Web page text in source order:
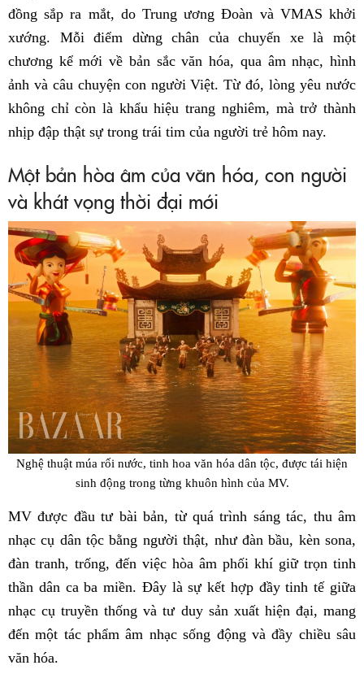
đồng sắp ra mắt, do Trung ương Đoàn và VMAS khởi
xướng. Mỗi điểm dừng chân của chuyến xe là một
chương kể mới về bản sắc văn hóa, qua âm nhạc, hình
ảnh và câu chuyện con người Việt. Từ đó, lòng yêu nước
không chỉ còn là khẩu hiệu trang nghiêm, mà trở thành
nhịp đập thật sự trong trái tim của người trẻ hôm nay.
Một bản hòa âm của văn hóa, con người
và khát vọng thời đại mới
Nghệ thuật múa rối nước, tinh hoa văn hóa dân tộc, được tái hiện
sinh động trong từng khuôn hình của MV.
MV được đầu tư bài bản, từ quá trình sáng tác, thu âm
nhạc cụ dân tộc bằng người thật, như đàn bầu, kèn sona,
đàn tranh, trống, đến việc hòa âm phối khí giữ trọn tinh
thần dân ca ba miền. Đây là sự kết hợp đầy tinh tế giữa
nhạc cụ truyền thống và tư duy sản xuất hiện đại, mang
đến một tác phẩm âm nhạc sống động và đầy chiều sâu
văn hóa.